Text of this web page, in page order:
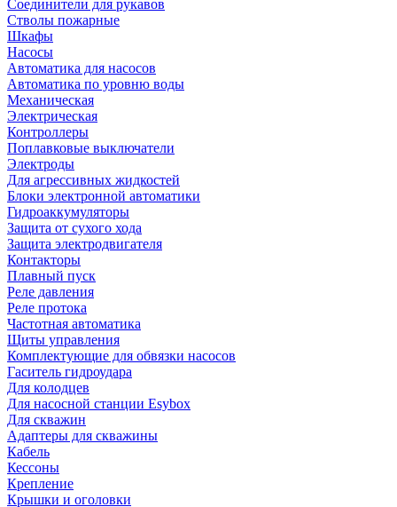
Соединители для рукавов
Стволы пожарные
Шкафы
Насосы
Автоматика для насосов
Автоматика по уровню воды
Механическая
Электрическая
Контроллеры
Поплавковые выключатели
Электроды
Для агрессивных жидкостей
Блоки электронной автоматики
Гидроаккумуляторы
Защита от сухого хода
Защита электродвигателя
Контакторы
Плавный пуск
Реле давления
Реле протока
Частотная автоматика
Щиты управления
Комплектующие для обвязки насосов
Гаситель гидроудара
Для колодцев
Для насосной станции Esybox
Для скважин
Адаптеры для скважины
Кабель
Кессоны
Крепление
Крышки и оголовки